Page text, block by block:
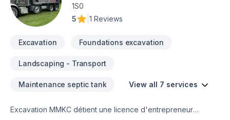
1S0
5
1 Reviews
Excavation Foundations excavation
Landscaping - Transport
Maintenance septic tank View all 7 services
Excavation MMKC détient une licence d'entrepreneur